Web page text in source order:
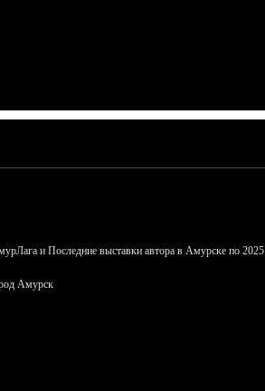
и Последние выставки автора в Амурске по 2025
Амурск